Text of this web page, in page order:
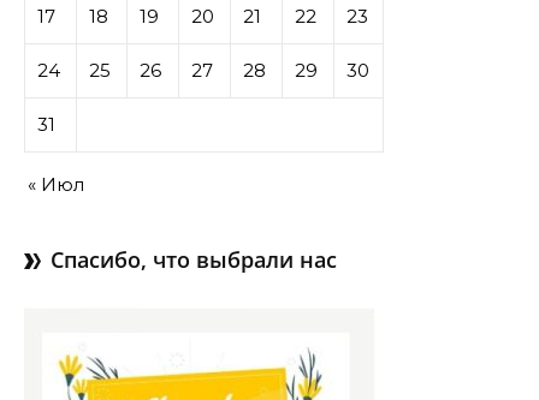
17 18 19 20 21 22 23
24 25 26 27 28 29 30
31
« Июл
Спасибо, что выбрали нас